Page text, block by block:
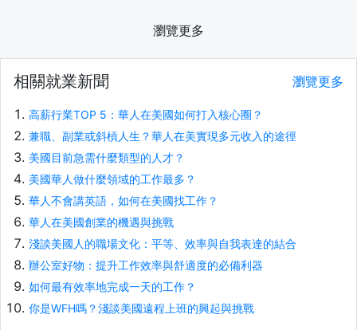
瀏覽更多
相關就業新聞 瀏覽更多
高薪行業TOP 5：華人在美國如何打入核心圈？
兼職、副業或斜槓人生？華人在美實現多元收入的途徑
美國目前急需什麼類型的人才？
美國華人做什麼領域的工作最多？
華人不會講英語，如何在美國找工作？
華人在美國創業的機遇與挑戰
淺談美國人的職場文化：平等、效率與自我表達的結合
辦公室好物：提升工作效率與舒適度的必備利器
如何最有效率地完成一天的工作？
你是WFH嗎？淺談美國遠程上班的興起與挑戰